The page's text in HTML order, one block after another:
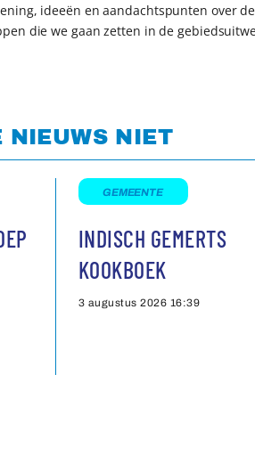
ideeën en aandachtspunten over
die we gaan zetten in de
NIEUWS NIET
GEMEENTE
INDISCH GEMERTS
KOOKBOEK
3 augustus 2026 16:39